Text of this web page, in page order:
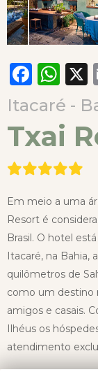
Itacaré -
Txai
Em meio a uma
Resort é
Brasil. O hotel
Itacaré, na Bahia,
quilômetros de
como um destino
amigos e casais.
Ilhéus os
atendimento